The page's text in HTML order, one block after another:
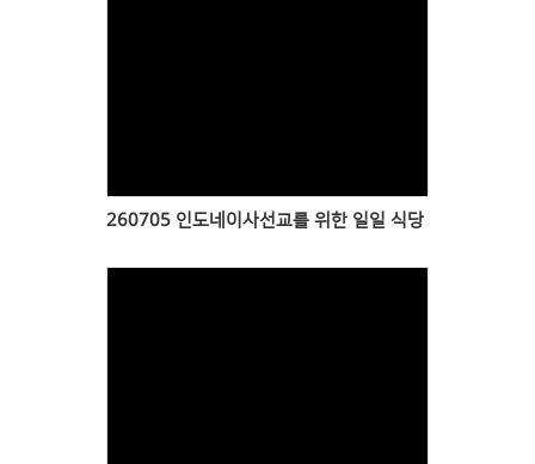
260705 인도네이사선교를 위한 일일 식당